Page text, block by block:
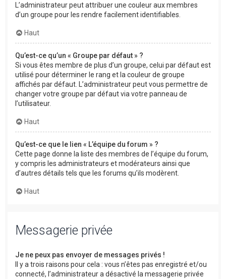
L’administrateur peut attribuer une couleur aux membres
d’un groupe pour les rendre facilement identifiables.
Haut
Qu’est-ce qu’un « Groupe par défaut » ?
Si vous êtes membre de plus d’un groupe, celui par défaut est
utilisé pour déterminer le rang et la couleur de groupe
affichés par défaut. L’administrateur peut vous permettre de
changer votre groupe par défaut via votre panneau de
l’utilisateur.
Haut
Qu’est-ce que le lien « L’équipe du forum » ?
Cette page donne la liste des membres de l’équipe du forum,
y compris les administrateurs et modérateurs ainsi que
d’autres détails tels que les forums qu’ils modèrent.
Haut
Messagerie privée
Je ne peux pas envoyer de messages privés !
Il y a trois raisons pour cela : vous n’êtes pas enregistré et/ou
connecté, l’administrateur a désactivé la messagerie privée